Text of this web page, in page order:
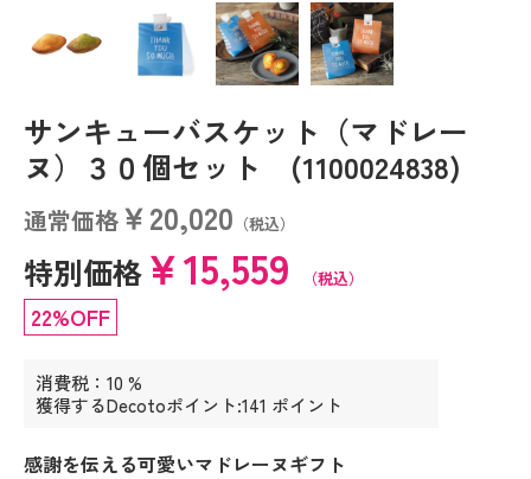
サンキューバスケット（マドレー
ヌ）３０個セット (1100024838)
通常価格￥20,020 （税込）
特別価格￥15,559 （税込）
22%OFF
消費税：10 %
獲得するDecotoポイント:141 ポイント
感謝を伝える可愛いマドレーヌギフト